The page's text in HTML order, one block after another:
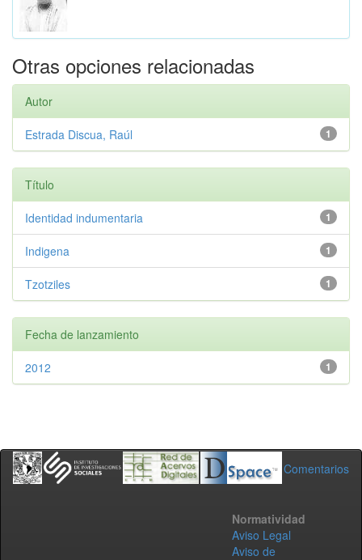
Otras opciones relacionadas
Autor
1
Estrada Discua, Raúl
Título
1
Identidad indumentaria
1
Indigena
1
Tzotziles
Fecha de lanzamiento
1
2012
Comentarios
Normatividad
Aviso Legal
Aviso de